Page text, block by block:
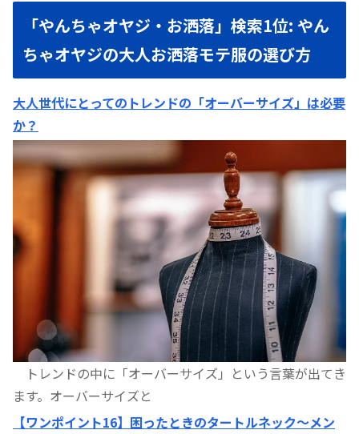
「やんちゃオヤジ・お洒落」検索1位: やん
ちゃオヤジの大人お洒落モテ服の選び方
大人世代にとってのトレンドの「オーバーサイズ」は必要
か？
トレンドの中に「オーバーサイズ」という言葉が出てき
ます。オーバーサイズと
【ワンポイント16】困ったときのタートルネック〜メン